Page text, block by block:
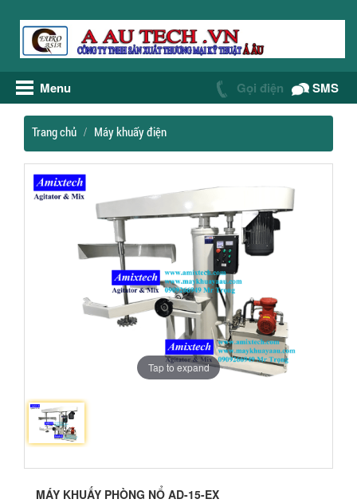
Menu Gọi điện SMS
Trang chủ Máy khuấy điện
Tap to expand
MÁY KHUẤY PHÒNG NỔ AD-15-EX